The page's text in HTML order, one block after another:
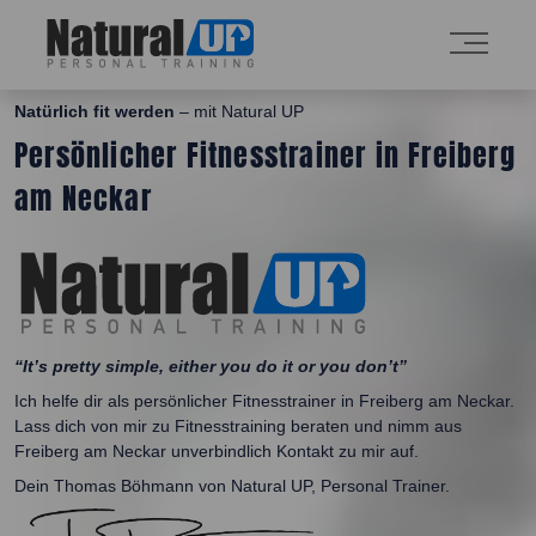
Natürlich fit werden – mit Natural UP
Persönlicher Fitnesstrainer in Freiberg
am Neckar
“It’s pretty simple, either you do it or you don’t”
Ich helfe dir als persönlicher Fitnesstrainer in Freiberg am Neckar.
Lass dich von mir zu Fitnesstraining beraten und nimm aus
Freiberg am Neckar unverbindlich Kontakt zu mir auf.
Dein Thomas Böhmann von Natural UP, Personal Trainer.